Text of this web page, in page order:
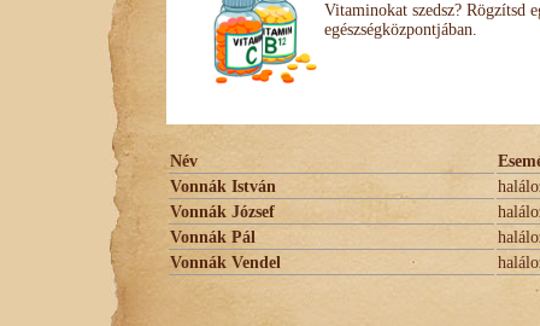
Vitaminokat szedsz? Rögzítsd
egészségközpontjában.
Név
Vonnák István
Vonnák József
Vonnák Pál
Vonnák Vendel